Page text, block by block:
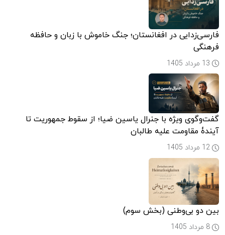
فارسی‌زدایی در افغانستان؛ جنگ خاموش با زبان و حافظه
فرهنگی
گفت‌وگوی ویژه با جنرال یاسین ضیا؛ از سقوط جمهوریت تا
آیندۀ مقاومت علیه طالبان
بین دو بی‌وطنی (بخش سوم)